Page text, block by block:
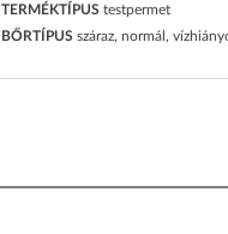
TERMÉKTÍPUS testpermet
BŐRTÍPUS száraz, normál,